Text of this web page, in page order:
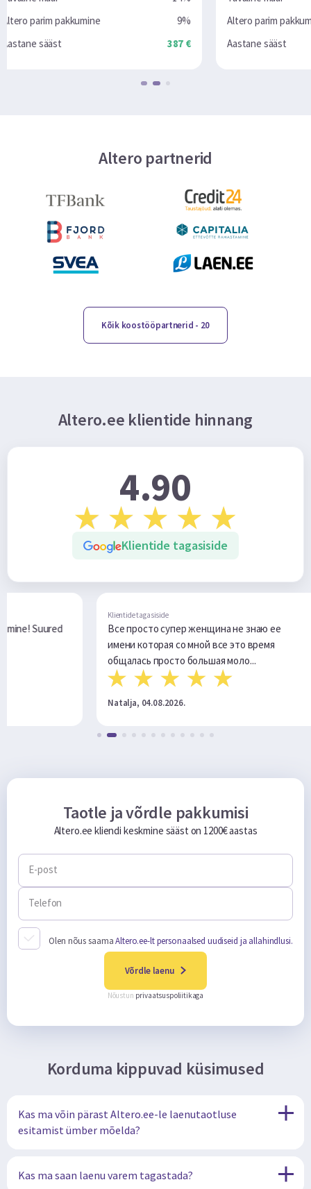
9%
387 €
Altero parim pakkumine
6.9%
Aastane sääst
2280 €
Altero partnerid
Kõik koostööpartnerid - 20
Altero.ee klientide hinnang
4.90
Klientide tagasiside
супер женщина не знаю ее
которая со мной все это время
просто большая моло...
Очень помагли в
Taotle ja võrdle pakkumisi
Altero.ee kliendi keskmine sääst on 1200€ aastas
E-post
Telefon
Olen nõus saamaAltero.ee-lt personaalsed uudiseid ja allahindlusi.
Võrdle laenu
Nõustun privaatsuspoliitikaga
Korduma kippuvad küsimused
Kas ma võin pärast Altero.ee-le laenutaotluse
esitamist ümber mõelda?
Kas ma saan laenu varem tagastada?